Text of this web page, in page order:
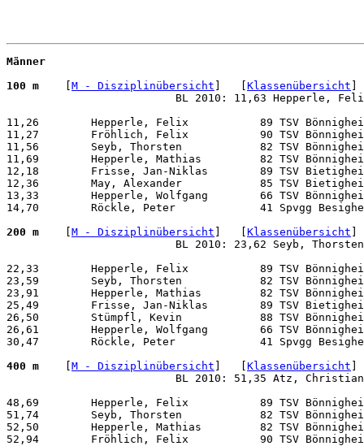
Männer
100 m
M - Disziplinübersicht Klassenübersicht
BL 2010: 11,63 Hepperle,
11,26        Hepperle, Felix           89 TSV
11,27        Fröhlich, Felix           90 TSV
11,56        Seyb, Thorsten            82 TSV
11,69        Hepperle, Mathias         82 TSV
12,18        Frisse, Jan-Niklas        89 TSV
12,36        May, Alexander            85 TSV
13,33        Hepperle, Wolfgang        66 TSV
14,70        Röckle, Peter             41 Spvgg
200 m
M - Disziplinübersicht Klassenübersicht
BL 2010: 23,62 Seyb,
22,33        Hepperle, Felix           89 TSV
23,59        Seyb, Thorsten            82 TSV
23,91        Hepperle, Mathias         82 TSV
25,49        Frisse, Jan-Niklas        89 TSV
26,50        Stümpfl, Kevin            88 TSV
26,61        Hepperle, Wolfgang        66 TSV
30,47        Röckle, Peter             41 Spvgg
400 m
M - Disziplinübersicht Klassenübersicht
BL 2010: 51,35 Atz,
48,69        Hepperle, Felix           89 TSV
51,74        Seyb, Thorsten            82 TSV
52,50        Hepperle, Mathias         82 TSV
52,94        Fröhlich, Felix           90 TSV